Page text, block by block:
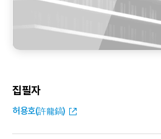
집필자
허용호(許龍鎬)